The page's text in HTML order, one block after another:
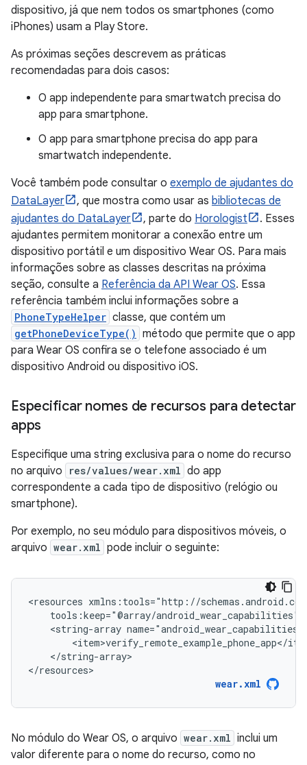
dispositivo, já que nem todos os smartphones (como
iPhones) usam a Play Store.
As próximas seções descrevem as práticas
recomendadas para dois casos:
O app independente para smartwatch precisa do
app para smartphone.
O app para smartphone precisa do app para
smartwatch independente.
Você também pode consultar o exemplo de ajudantes do
DataLayer
, que mostra como usar as bibliotecas de
ajudantes do DataLayer
, parte do Horologist
. Esses
ajudantes permitem monitorar a conexão entre um
dispositivo portátil e um dispositivo Wear OS. Para mais
informações sobre as classes descritas na próxima
seção, consulte a Referência da API Wear OS. Essa
referência também inclui informações sobre a
PhoneTypeHelper classe, que contém um
getPhoneDeviceType() método que permite que o app
para Wear OS confira se o telefone associado é um
dispositivo Android ou dispositivo iOS.
Especificar nomes de recursos para detectar
apps
Especifique uma string exclusiva para o nome do recurso
no arquivo
res/values/wear.xml do app
correspondente a cada tipo de dispositivo (relógio ou
smartphone).
Por exemplo, no seu módulo para dispositivos móveis, o
arquivo wear.xml pode incluir o seguinte:
<resources
<string-array
</string-array>
</resources>
wear.xml
No módulo do Wear OS, o arquivo wear.xml inclui um
valor diferente para o nome do recurso, como no